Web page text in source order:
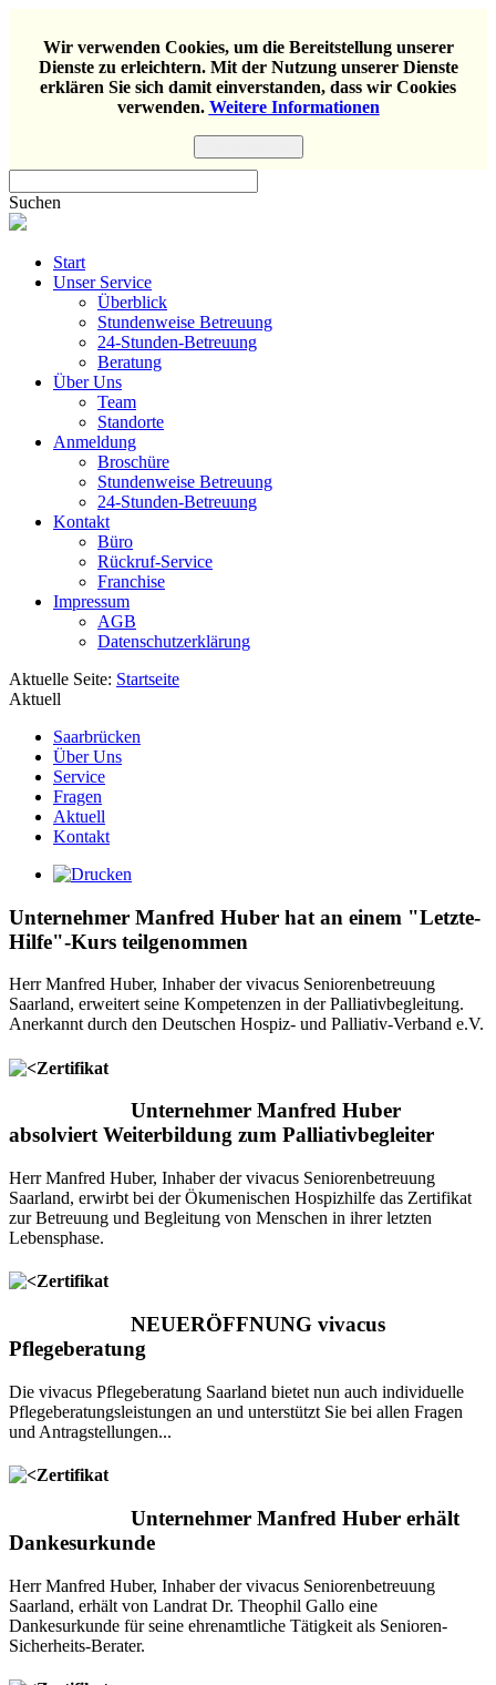
Wir verwenden Cookies, um die Bereitstellung unserer
Dienste zu erleichtern. Mit der Nutzung unserer Dienste
erklären Sie sich damit einverstanden, dass wir Cookies
verwenden. Weitere Informationen
Suchen
Start
Unser Service
Überblick
Stundenweise Betreuung
24-Stunden-Betreuung
Beratung
Über Uns
Team
Standorte
Anmeldung
Broschüre
Stundenweise Betreuung
24-Stunden-Betreuung
Kontakt
Büro
Rückruf-Service
Franchise
Impressum
AGB
Datenschutzerklärung
Aktuelle Seite: Startseite
Aktuell
Saarbrücken
Über Uns
Service
Fragen
Aktuell
Kontakt
Unternehmer Manfred Huber hat an einem "Letzte-
Hilfe"-Kurs teilgenommen
Herr Manfred Huber, Inhaber der vivacus Seniorenbetreuung
Saarland, erweitert seine Kompetenzen in der Palliativbegleitung.
Anerkannt durch den Deutschen Hospiz- und Palliativ-Verband e.V.
Unternehmer Manfred Huber
absolviert Weiterbildung zum Palliativbegleiter
Herr Manfred Huber, Inhaber der vivacus Seniorenbetreuung
Saarland, erwirbt bei der Ökumenischen Hospizhilfe das Zertifikat
zur Betreuung und Begleitung von Menschen in ihrer letzten
Lebensphase.
NEUERÖFFNUNG vivacus
Pflegeberatung
Die vivacus Pflegeberatung Saarland bietet nun auch individuelle
Pflegeberatungsleistungen an und unterstützt Sie bei allen Fragen
und Antragstellungen...
Unternehmer Manfred Huber erhält
Dankesurkunde
Herr Manfred Huber, Inhaber der vivacus Seniorenbetreuung
Saarland, erhält von Landrat Dr. Theophil Gallo eine
Dankesurkunde für seine ehrenamtliche Tätigkeit als Senioren-
Sicherheits-Berater.